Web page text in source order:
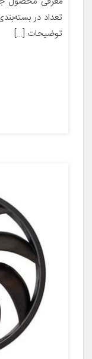
توضیحات […]